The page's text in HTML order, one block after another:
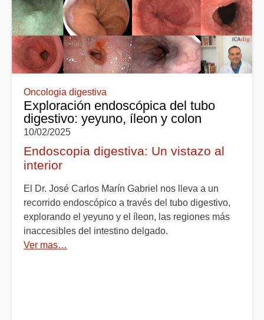
Oncologia digestiva
Exploración endoscópica del tubo
digestivo: yeyuno, íleon y colon
10/02/2025
Endoscopia digestiva: Un vistazo al
interior
El Dr. José Carlos Marín Gabriel nos lleva a un
recorrido endoscópico a través del tubo digestivo,
explorando el yeyuno y el íleon, las regiones más
inaccesibles del intestino delgado.
Ver mas…